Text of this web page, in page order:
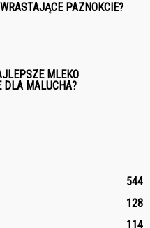
PAZNOKCIE?
MLEKO
DLA MALUCHA?
544
128
114